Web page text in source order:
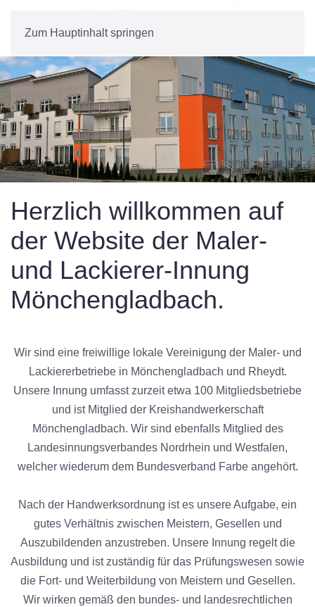
Zum Hauptinhalt springen
Herzlich willkommen auf
der Website der Maler-
und Lackierer-Innung
Mönchen­gladbach.
Wir sind eine freiwillige lokale Vereinigung der Maler- und
Lackiererbetriebe in Mönchengladbach und Rheydt.
Unsere Innung umfasst zurzeit etwa 100 Mitgliedsbetriebe
und ist Mitglied der Kreishandwerkerschaft
Mönchengladbach. Wir sind ebenfalls Mitglied des
Landesinnungsverbandes Nordrhein und Westfalen,
welcher wiederum dem Bundesverband Farbe angehört.
Nach der Handwerksordnung ist es unsere Aufgabe, ein
gutes Verhältnis zwischen Meistern, Gesellen und
Auszubildenden anzustreben. Unsere Innung regelt die
Ausbildung und ist zuständig für das Prüfungswesen sowie
die Fort- und Weiterbildung von Meistern und Gesellen.
Wir wirken gemäß den bundes- und landesrechtlichen